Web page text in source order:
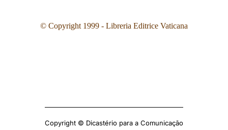
© Copyright 1999 - Libreria Editrice Vaticana
Copyright © Dicastério para a Comunicação